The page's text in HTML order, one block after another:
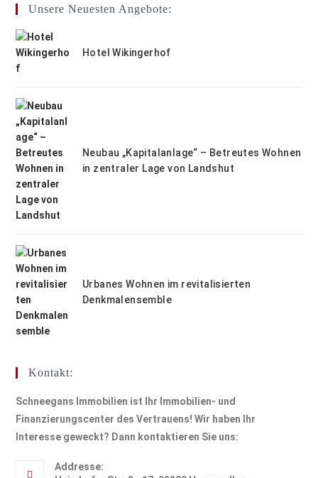
Unsere Neuesten Angebote:
Hotel Wikingerhof
Neubau „Kapitalanlage“ – Betreutes Wohnen
in zentraler Lage von Landshut
Urbanes Wohnen im revitalisierten
Denkmalensemble
Kontakt:
Schneegans Immobilien ist Ihr Immobilien- und
Finanzierungscenter des Vertrauens! Wir haben Ihr
Interesse geweckt? Dann kontaktieren Sie uns:
Addresse: